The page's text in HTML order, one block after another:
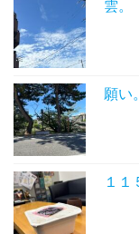
雲。
願い。
１１